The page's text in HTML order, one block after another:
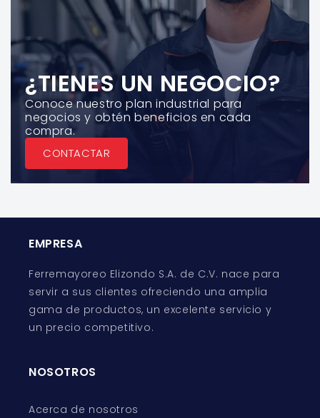
¿TIENES UN NEGOCIO?
Conoce nuestro plan industrial para
negocios y obtén beneficios en cada
compra.
CONTACTAR
EMPRESA
Ferremayoreo Elizondo S.A. de C.V. nace para
servir a sus clientes ofreciendo una amplia
gama de productos, un excelente servicio y
un precio competitivo.
NOSOTROS
Acerca de nosotros